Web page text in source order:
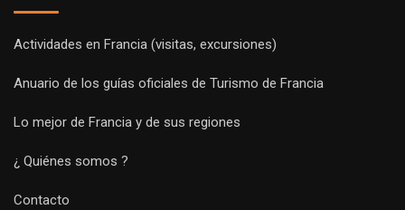
Actividades en Francia (visitas, excursiones)
Anuario de los guías oficiales de Turismo de Francia
Lo mejor de Francia y de sus regiones
¿ Quiénes somos ?
Contacto